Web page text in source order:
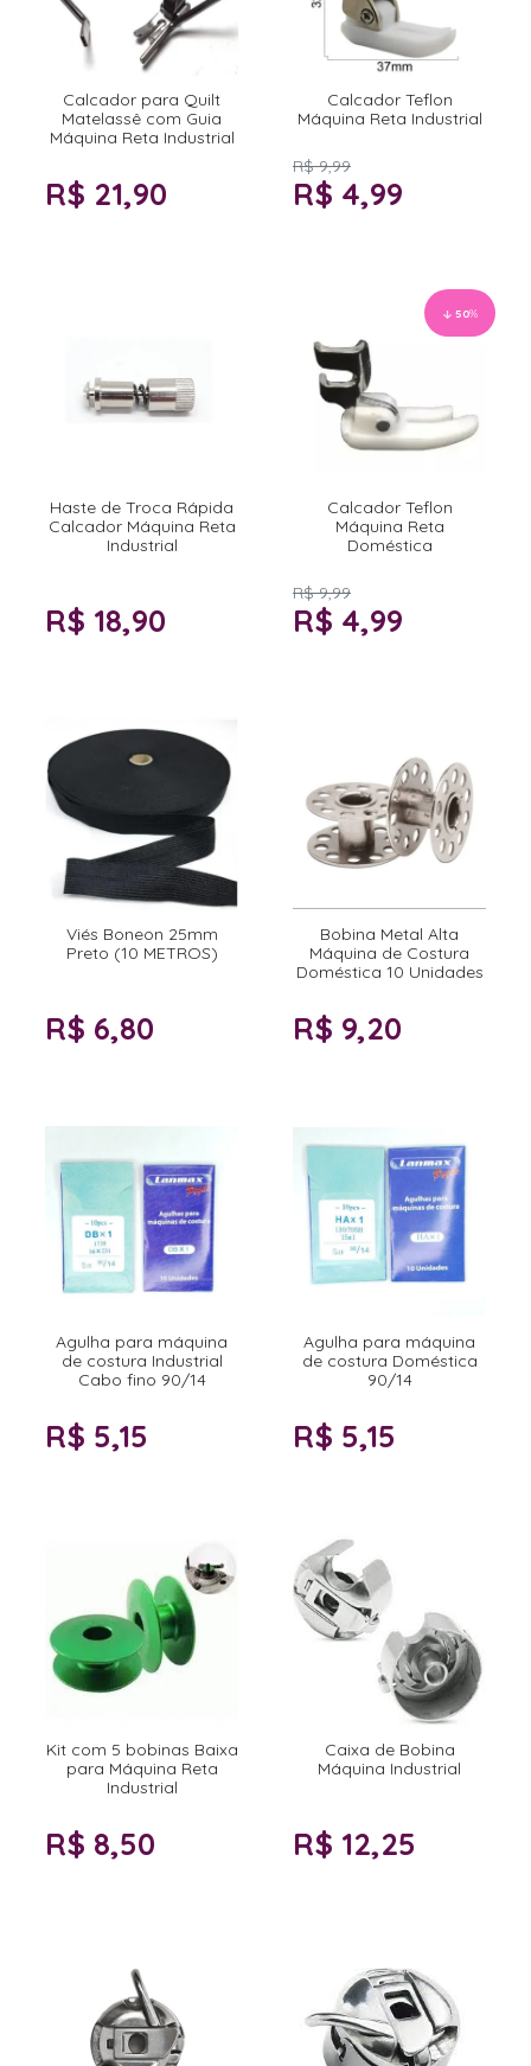
Calcador para Quilt
Matelassê com Guia
Máquina Reta Industrial
R$ 21,90
Calcador Teflon
Máquina Reta Industrial
R$ 9,99
R$ 4,99
Haste de Troca Rápida
Calcador Máquina Reta
Industrial
R$ 18,90
50%
Calcador Teflon
Máquina Reta
Doméstica
R$ 9,99
R$ 4,99
Viés Boneon 25mm
Preto (10 METROS)
R$ 6,80
Bobina Metal Alta
Máquina de Costura
Doméstica 10 Unidades
R$ 9,20
Agulha para máquina
de costura Industrial
Cabo fino 90/14
R$ 5,15
Agulha para máquina
de costura Doméstica
90/14
R$ 5,15
Kit com 5 bobinas Baixa
para Máquina Reta
Industrial
R$ 8,50
Caixa de Bobina
Máquina Industrial
R$ 12,25